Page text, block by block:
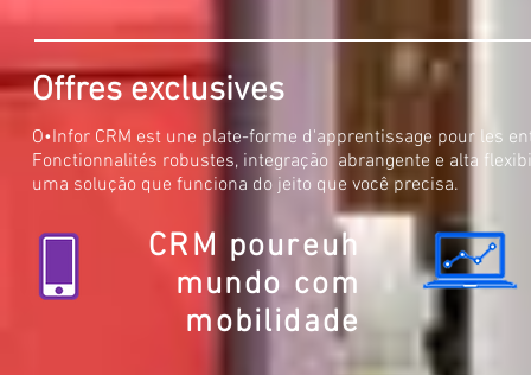
Offres exclusives
O•Infor CRM est une plate-forme d'apprentissage pour les
Fonctionnalités robustes, integração abrangente e alta
uma solução que funciona do jeito que você precisa.
CRM poureuh
mundo com
mobilidade